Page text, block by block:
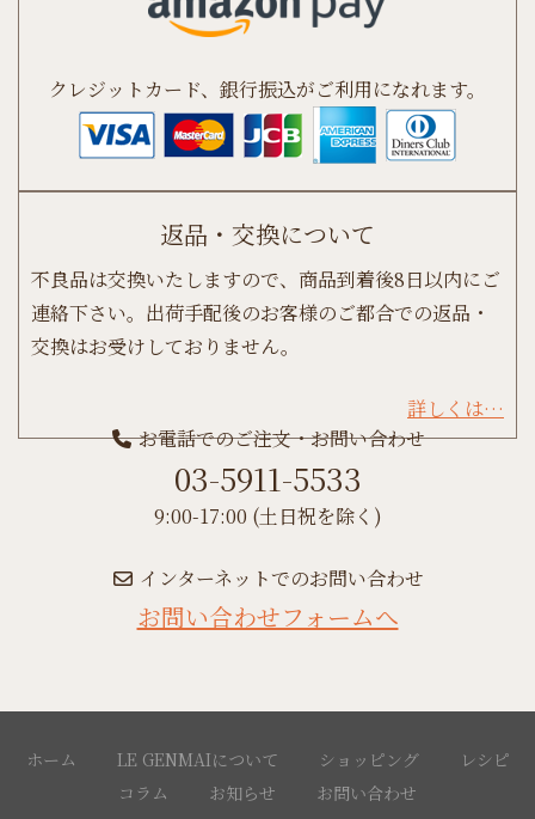
クレジットカード、銀行振込がご利用になれます。
返品・交換について
不良品は交換いたしますので、商品到着後8日以内にご
連絡下さい。出荷手配後のお客様のご都合での返品・
交換はお受けしておりません。
詳しくは…
お電話でのご注文・お問い合わせ
03-5911-5533
9:00-17:00 (土日祝を除く)
インターネットでのお問い合わせ
お問い合わせフォームへ
ホーム LE GENMAIについて ショッピング
レシピ
コラム
お知らせ
お問い合わせ